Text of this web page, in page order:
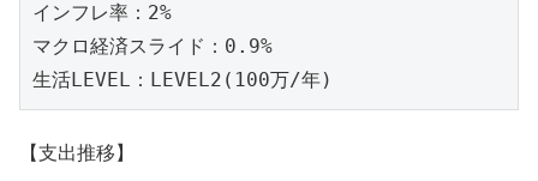
インフレ率：2%
マクロ経済スライド：0.9%
生活LEVEL：LEVEL2(100万/年)
【支出推移】